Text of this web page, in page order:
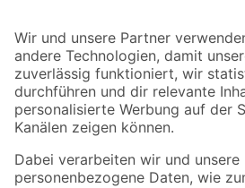
Der toom Newsletter: Keine Angebote und
Zur Newsletter Anmeldung
Folge uns